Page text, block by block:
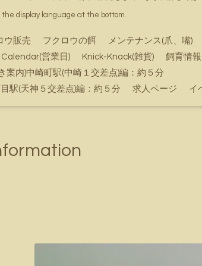
display language at the bottom.
ウ販売 フクロウの餌 メンテナンス(爪、嘴)
Calendar(営業日) Knick-Knack(雑貨)
飼育情報
案内)中崎町駅(中崎１交差点)編：約５分
駅(天神５交差点)編：約５分
求人ページ イ